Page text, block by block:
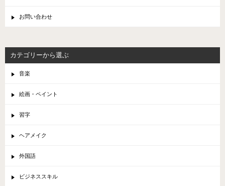
お問い合わせ
カテゴリーから選ぶ
音楽
絵画・ペイント
習字
ヘアメイク
外国語
ビジネススキル